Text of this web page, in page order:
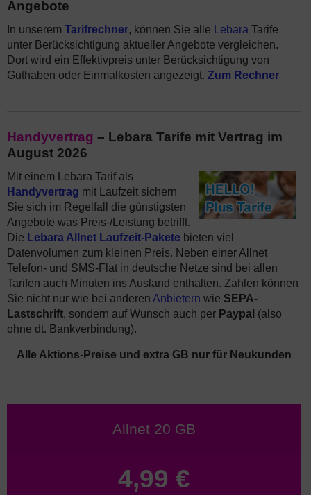
Angebote
In unserem Tarifrechner, können Sie alle Lebara Tarife
unter Berücksichtigung aktueller Angebote vergleichen.
Dort wird ein Effektivpreis unter Berücksichtigung von
Guthaben oder Einmalkosten angezeigt. Zum Rechner
Handyvertrag – Lebara Tarife mit Vertrag im
August 2026
Mit einem Lebara Tarif als
Handyvertrag mit Laufzeit sichern
Sie sich im Regelfall die günstigsten
Angebote was Preis-/Leistung betrifft.
Die Lebara Allnet Laufzeit-Pakete bieten viel
Datenvolumen zum kleinen Preis. Neben einer Allnet
Telefon- und SMS-Flat in deutsche Netze sind bei allen
Tarifen auch Minuten ins Ausland enthalten. Zahlen können
Sie nicht nur wie bei anderen Anbietern wie SEPA-
Lastschrift, sondern auf Wunsch auch per Paypal (also
ohne dt. Bankverbindung).
Alle Aktions-Preise und extra GB nur für Neukunden
Allnet 20 GB
4,99 €